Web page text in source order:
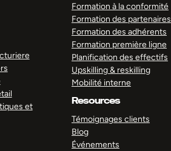
et
Formation à la conformité
Formation des partenaires
Formation des adhérents
Formation première ligne
Planification des effectifs
Upskilling & reskilling
Mobilité interne
Resources
Témoignages clients
Blog
Événements